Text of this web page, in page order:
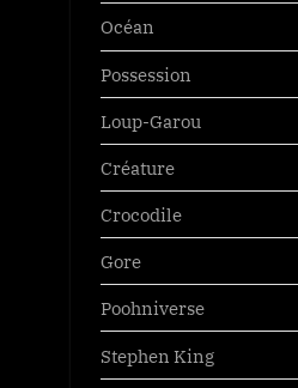
Océan
Possession
Loup-Garou
Créature
Crocodile
Gore
Poohniverse
Stephen King